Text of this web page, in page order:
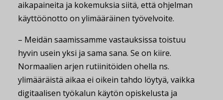
aikapaineita ja kokemuksia siitä, että ohjelman
käyttöönotto on ylimääräinen työvelvoite.
– Meidän saamissamme vastauksissa toistuu
hyvin usein yksi ja sama sana. Se on kiire.
Normaalien arjen rutiinitöiden ohella ns.
ylimääräistä aikaa ei oikein tahdo löytyä, vaikka
digitaalisen työkalun käytön opiskelusta ja